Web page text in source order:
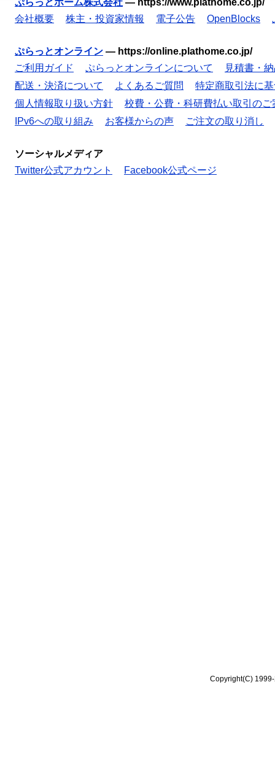
ぷらっとホーム株式会社 — https://www.plathome.co.jp/
会社概要
株主・投資家情報 電子公告 OpenBlocks
ぷらっとオンライン — https://online.plathome.co.jp/
ご利用ガイド
ぷらっとオンラインについて
見積書・
配送・決済について
よくあるご質問
特定商取引法に
個人情報取り扱い方針
校費・公費・科研費払い取引のご
IPv6への取り組み
お客様からの声 ご注文の取り消し
ソーシャルメディア
Twitter公式アカウント
Facebook公式ページ
Copyright(C)